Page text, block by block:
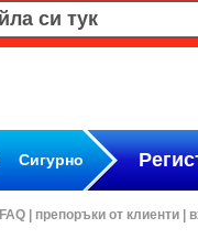
Сигурно
FAQ препоръки от клиенти